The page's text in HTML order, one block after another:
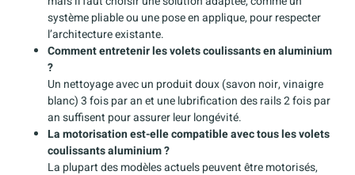
système pliable ou une pose en applique, pour respecter
l’architecture existante.
Comment entretenir les volets coulissants en aluminium
?
Un nettoyage avec un produit doux (savon noir, vinaigre
blanc) 3 fois par an et une lubrification des rails 2 fois par
an suffisent pour assurer leur longévité.
La motorisation est-elle compatible avec tous les volets
coulissants aluminium ?
La plupart des modèles actuels peuvent être motorisés,